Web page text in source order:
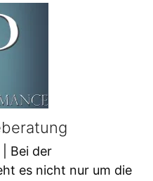
| Bei der
es nicht nur um die